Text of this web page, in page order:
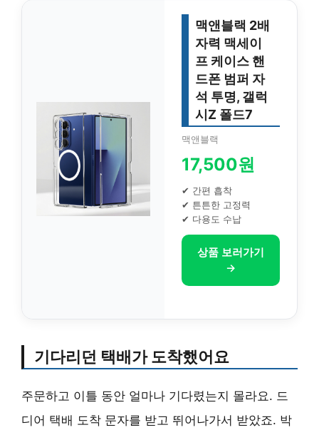
맥앤블랙 2배
자력 맥세이
프 케이스 핸
드폰 범퍼 자
석 투명, 갤럭
시Z 폴드7
맥앤블랙
17,500원
✔ 간편 흡착
✔ 튼튼한 고정력
✔ 다용도 수납
상품 보러가기
→
기다리던 택배가 도착했어요
주문하고 이틀 동안 얼마나 기다렸는지 몰라요. 드
디어 택배 도착 문자를 받고 뛰어나가서 받았죠. 박